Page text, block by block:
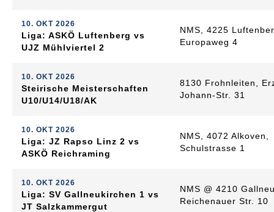
10. OKT 2026
Liga: ASKÖ Luftenberg vs
UJZ Mühlviertel 2
NMS, 4225
Europaweg 4
10. OKT 2026
Steirische Meisterschaften
U10/U14/U18/AK
8130 Frohnleiten,
Johann-Str. 31
10. OKT 2026
Liga: JZ Rapso Linz 2 vs
ASKÖ Reichraming
NMS, 4072 Alkoven,
Schulstrasse 1
10. OKT 2026
Liga: SV Gallneukirchen 1 vs
JT Salzkammergut
NMS @ 4210
Reichenauer Str. 10